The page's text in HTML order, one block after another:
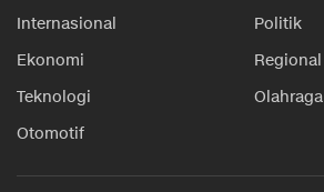
Internasional
Politik
Ekonomi
Regional
Teknologi
Olahraga
Otomotif